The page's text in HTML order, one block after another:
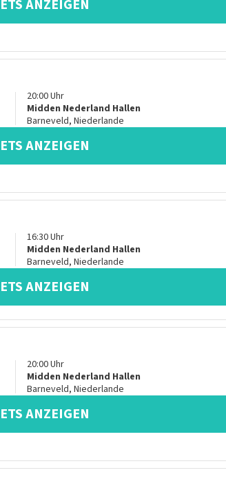
ANZEIGEN
20:00Uhr
Midden Nederland Hallen
Barneveld, Niederlande
ANZEIGEN
16:30Uhr
Midden Nederland Hallen
Barneveld, Niederlande
ANZEIGEN
20:00Uhr
Midden Nederland Hallen
Barneveld, Niederlande
ANZEIGEN